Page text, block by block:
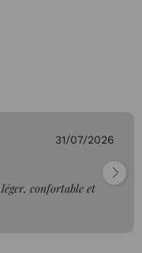
31/07/2026
léger, confortable et